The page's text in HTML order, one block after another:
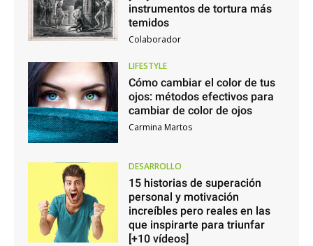
instrumentos de tortura más
temidos
Colaborador
LIFESTYLE
Cómo cambiar el color de tus
ojos: métodos efectivos para
cambiar de color de ojos
Carmina Martos
DESARROLLO
15 historias de superación
personal y motivación
increíbles pero reales en las
que inspirarte para triunfar
[+10 vídeos]